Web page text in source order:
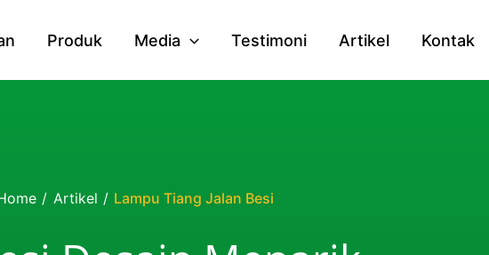
Produk Media Testimoni Artikel Kontak
/ Artikel / Lampu Tiang Jalan Besi